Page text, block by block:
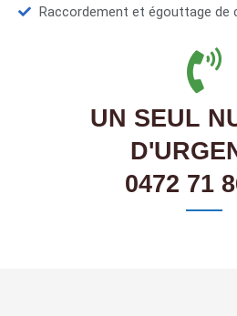
Raccordement et égouttage de
UN SEUL
0472 71